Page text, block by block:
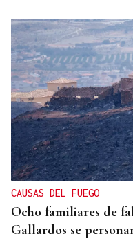
CAUSAS DEL FUEGO
Ocho familiares de
Gallardos se